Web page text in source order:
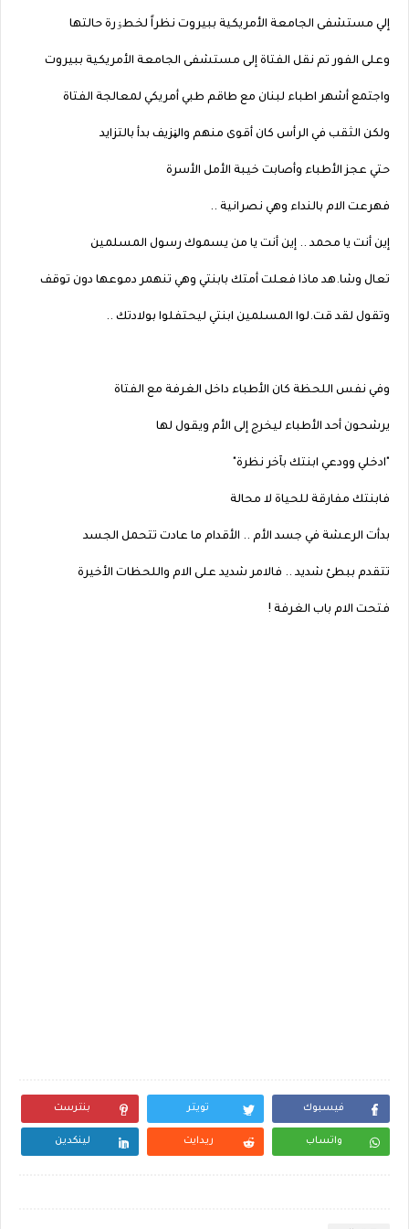
إلي مستشفى الجامعة الأمريكية ببيروت نظراً لخطۏرة حالتها
وعلى الفور تم نقل الفتاة إلى مستشفى الجامعة الأمريكية ببيروت
واجتمع أشهر اطباء لبنان مع طاقم طبي أمريكي لمعالجة الفتاة
ولكن الثقب في الرأس كان أقوى منهم والڼزيف بدأ بالتزايد
حتي عجز الأطباء وأصابت خيبة الأمل الأسرة
فهرعت الام بالنداء وهي نصرانية ..
إين أنت يا محمد .. إين أنت يا من يسموك رسول المسلمين
تعال وشا.هد ماذا فعلت أمتك بابنتي وهي تنهمر دموعها دون توقف
وتقول لقد قت.لوا المسلمين ابنتي ليحتفلوا بولادتك ..
وفي نفس اللحظة كان الأطباء داخل الغرفة مع الفتاة
يرشحون أحد الأطباء ليخرج إلى الأم ويقول لها
"ادخلي وودعي ابنتك بآخر نظرة"
فابنتك مفارقة للحياة لا محالة
بدأت الرعشة في جسد الأم .. الأقدام ما عادت تتحمل الجسد
تتقدم ببطئ شديد .. فالامر شديد على الام واللحظات الأخيرة
فتحت الام باب الغرفة !
فيسبوك تويتر بنترست
واتساب ريدايت لينكدين